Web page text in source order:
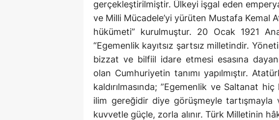
gerçekleştirilmiştir. Ülkeyi işgal eden
ve Milli Mücadele’yi yürüten Mustafa Kemal
hükümeti” kurulmuştur. 20 Ocak 1921
“Egemenlik kayıtsız şartsız milletindir.
bizzat ve bilfiil idare etmesi esasına
olan Cumhuriyetin tanımı yapılmıştır.
kaldırılmasında; ”Egemenlik ve Saltanat
ilim gereğidir diye görüşmeyle tartışmayla
kuvvetle güçle, zorla alınır. Türk Milletinin